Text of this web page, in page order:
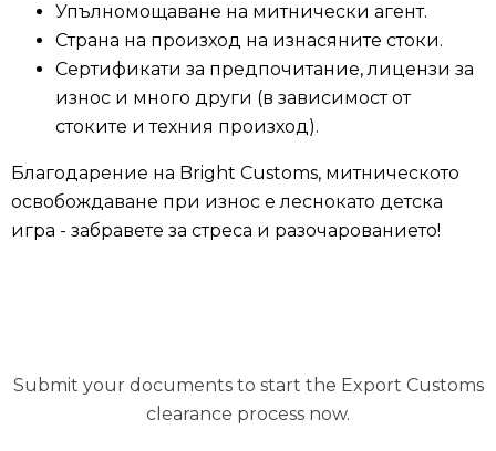
Упълномощаване на митнически агент.
Страна на произход на изнасяните стоки.
Сертификати за предпочитание, лицензи за
износ и много други (в зависимост от
стоките и техния произход).
Благодарение на Bright Customs, митническото
освобождаване при износ е леснокато детска
игра - забравете за стреса и разочарованието!
Submit your documents to start the Export Customs
clearance process now.